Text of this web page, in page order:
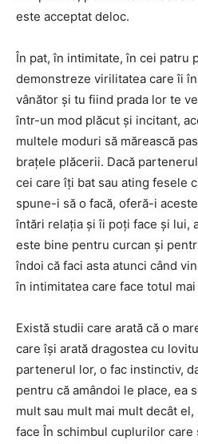
este acceptat deloc.
În pat, în intimitate, în cei patru
demonstreze virilitatea care îi
vânător și tu fiind prada lor te
într-un mod plăcut și incitant,
multele moduri să mărească
brațele plăcerii. Dacă
cei care îți bat sau ating fesele
spune-i să o facă, oferă-i
întări relația și îi poți face și lui,
este bine pentru curcan și
îndoi că faci asta atunci când
în intimitatea care face totul
Există studii care arată că o
care își arată dragostea cu
partenerul lor, o fac instinctiv,
pentru că amândoi le place, ea
mult sau mult mai mult decât
face În schimbul cuplurilor care